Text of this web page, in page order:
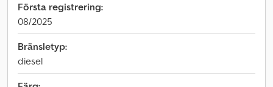
Första registrering:
08/2025
Bränsletyp:
diesel